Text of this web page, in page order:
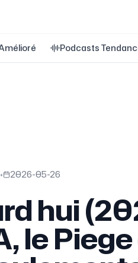
Podcasts
• 2026-05-26
hui
le